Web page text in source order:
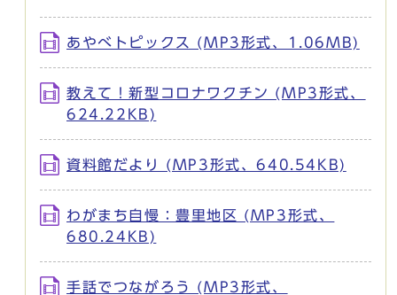
あやべトピックス (MP3形式、1.06MB)
教えて！新型コロナワクチン (MP3形式、
624.22KB)
資料館だより (MP3形式、640.54KB)
わがまち自慢：豊里地区 (MP3形式、
680.24KB)
手話でつながろう (MP3形式、